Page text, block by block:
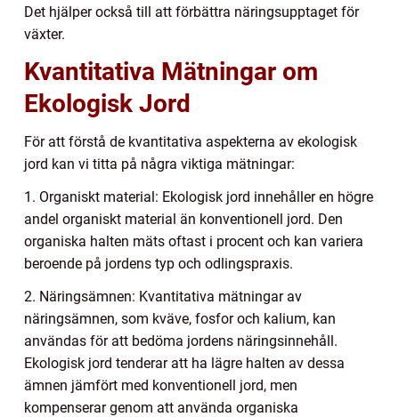
Det hjälper också till att förbättra näringsupptaget för
växter.
Kvantitativa Mätningar om
Ekologisk Jord
För att förstå de kvantitativa aspekterna av ekologisk
jord kan vi titta på några viktiga mätningar:
1. Organiskt material: Ekologisk jord innehåller en högre
andel organiskt material än konventionell jord. Den
organiska halten mäts oftast i procent och kan variera
beroende på jordens typ och odlingspraxis.
2. Näringsämnen: Kvantitativa mätningar av
näringsämnen, som kväve, fosfor och kalium, kan
användas för att bedöma jordens näringsinnehåll.
Ekologisk jord tenderar att ha lägre halten av dessa
ämnen jämfört med konventionell jord, men
kompenserar genom att använda organiska